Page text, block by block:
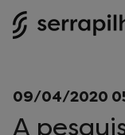
09/04/2020
A